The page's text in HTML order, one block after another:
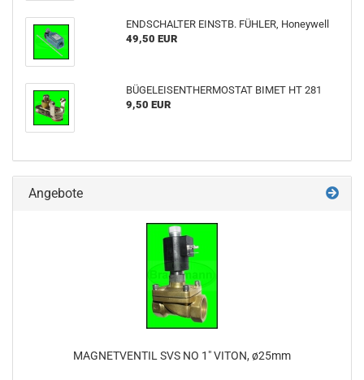
ENDSCHALTER EINSTB. FÜHLER, Honeywell
49,50 EUR
BÜGELEISENTHERMOSTAT BIMET HT 281
9,50 EUR
Angebote
MAGNETVENTIL SVS NO 1" VITON, ø25mm